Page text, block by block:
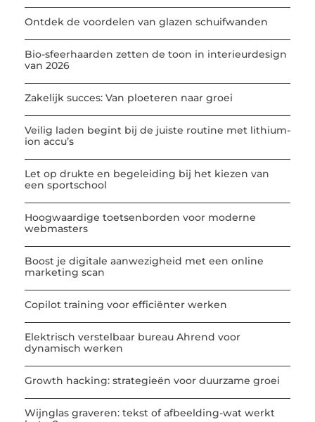
Ontdek de voordelen van glazen schuifwanden
Bio-sfeerhaarden zetten de toon in interieurdesign
van 2026
Zakelijk succes: Van ploeteren naar groei
Veilig laden begint bij de juiste routine met lithium-
ion accu’s
Let op drukte en begeleiding bij het kiezen van
een sportschool
Hoogwaardige toetsenborden voor moderne
webmasters
Boost je digitale aanwezigheid met een online
marketing scan
Copilot training voor efficiënter werken
Elektrisch verstelbaar bureau Ahrend voor
dynamisch werken
Growth hacking: strategieën voor duurzame groei
Wijnglas graveren: tekst of afbeelding-wat werkt